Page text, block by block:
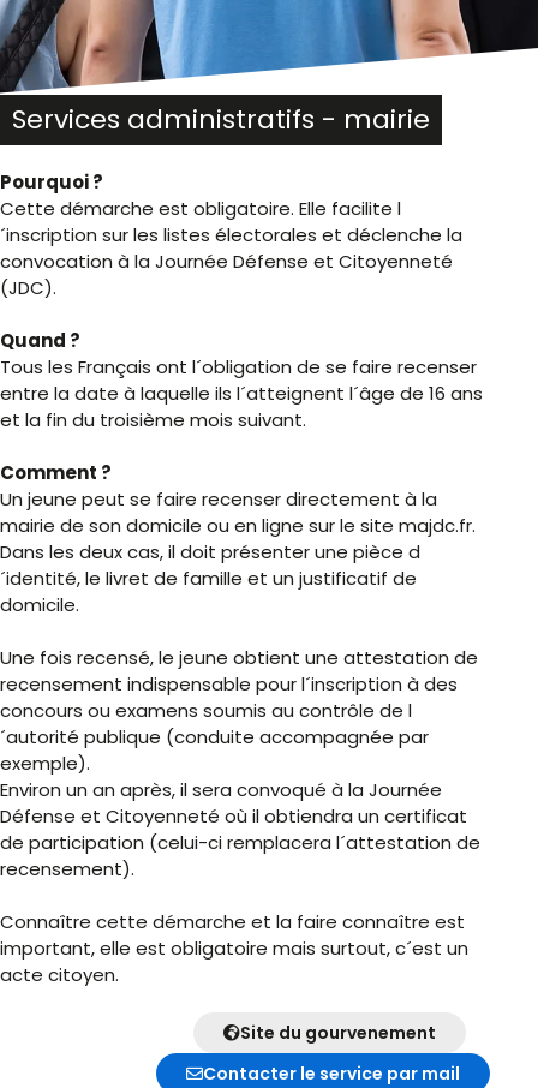
Services administratifs - mairie
Pourquoi ?
Cette démarche est obligatoire. Elle facilite l
´inscription sur les listes électorales et déclenche la
convocation à la Journée Défense et Citoyenneté
(JDC).
Quand ?
Tous les Français ont l´obligation de se faire recenser
entre la date à laquelle ils l´atteignent l´âge de 16 ans
et la fin du troisième mois suivant.
Comment ?
Un jeune peut se faire recenser directement à la
mairie de son domicile ou en ligne sur le site majdc.fr.
Dans les deux cas, il doit présenter une pièce d
´identité, le livret de famille et un justificatif de
domicile.
Une fois recensé, le jeune obtient une attestation de
recensement indispensable pour l´inscription à des
concours ou examens soumis au contrôle de l
´autorité publique (conduite accompagnée par
exemple).
Environ un an après, il sera convoqué à la Journée
Défense et Citoyenneté où il obtiendra un certificat
de participation (celui-ci remplacera l´attestation de
recensement).
Connaître cette démarche et la faire connaître est
important, elle est obligatoire mais surtout, c´est un
acte citoyen.
Site du gourvenement
Contacter le service par mail